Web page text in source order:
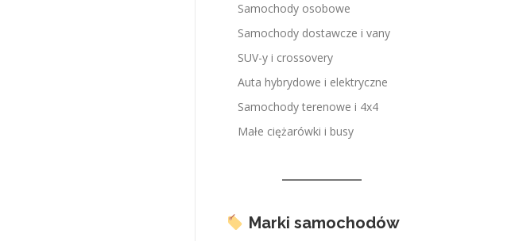
Samochody osobowe
Samochody dostawcze i vany
SUV-y i crossovery
Auta hybrydowe i elektryczne
Samochody terenowe i 4x4
Małe ciężarówki i busy
Marki samochodów